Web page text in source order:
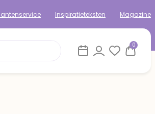
Inspiratieteksten Magazine
0